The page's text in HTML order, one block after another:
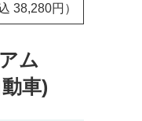
38,280円）
ム
車)